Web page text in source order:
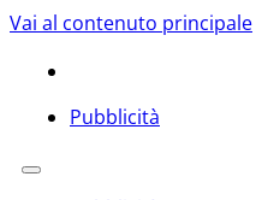
Vai al contenuto principale
Pubblicità